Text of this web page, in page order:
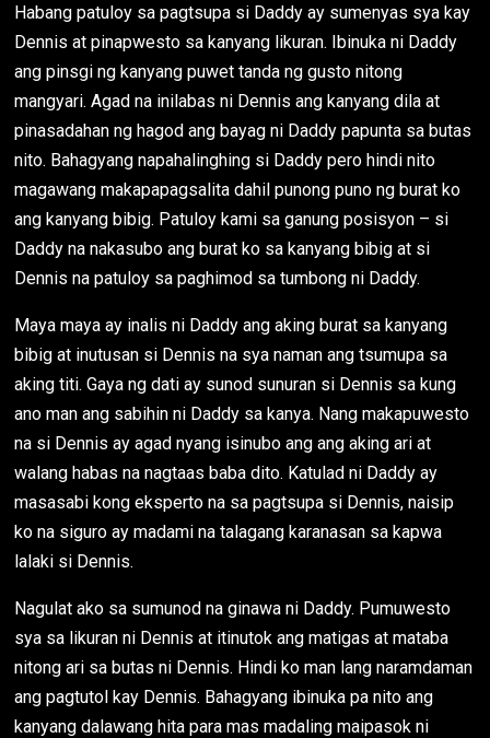
Habang patuloy sa pagtsupa si Daddy ay sumenyas sya kay
Dennis at pinapwesto sa kanyang likuran. Ibinuka ni Daddy
ang pinsgi ng kanyang puwet tanda ng gusto nitong
mangyari. Agad na inilabas ni Dennis ang kanyang dila at
pinasadahan ng hagod ang bayag ni Daddy papunta sa butas
nito. Bahagyang napahalinghing si Daddy pero hindi nito
magawang makapapagsalita dahil punong puno ng burat ko
ang kanyang bibig. Patuloy kami sa ganung posisyon – si
Daddy na nakasubo ang burat ko sa kanyang bibig at si
Dennis na patuloy sa paghimod sa tumbong ni Daddy.
Maya maya ay inalis ni Daddy ang aking burat sa kanyang
bibig at inutusan si Dennis na sya naman ang tsumupa sa
aking titi. Gaya ng dati ay sunod sunuran si Dennis sa kung
ano man ang sabihin ni Daddy sa kanya. Nang makapuwesto
na si Dennis ay agad nyang isinubo ang ang aking ari at
walang habas na nagtaas baba dito. Katulad ni Daddy ay
masasabi kong eksperto na sa pagtsupa si Dennis, naisip
ko na siguro ay madami na talagang karanasan sa kapwa
lalaki si Dennis.
Nagulat ako sa sumunod na ginawa ni Daddy. Pumuwesto
sya sa likuran ni Dennis at itinutok ang matigas at mataba
nitong ari sa butas ni Dennis. Hindi ko man lang naramdaman
ang pagtutol kay Dennis. Bahagyang ibinuka pa nito ang
kanyang dalawang hita para mas madaling maipasok ni